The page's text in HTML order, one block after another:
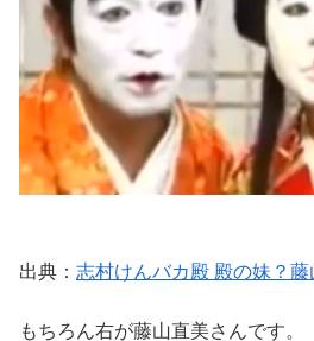
出典： 志村けんバカ殿 殿の妹？
もちろん右が藤山直美さんです。